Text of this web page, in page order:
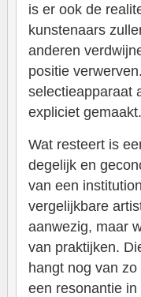
is er ook de
kunstenaars
anderen
positie
selectieapparaat
expliciet gemaakt.
Wat resteert is
degelijk en
van een
vergelijkbare
aanwezig, maar
van praktijken.
hangt nog van
een resonantie